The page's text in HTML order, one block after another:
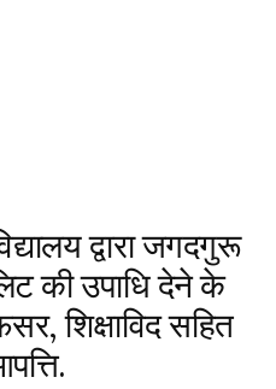
द्वारा जगदगुरू
की उपाधि देने के
शिक्षाविद सहित